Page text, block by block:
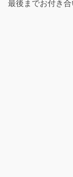
最後までお付き